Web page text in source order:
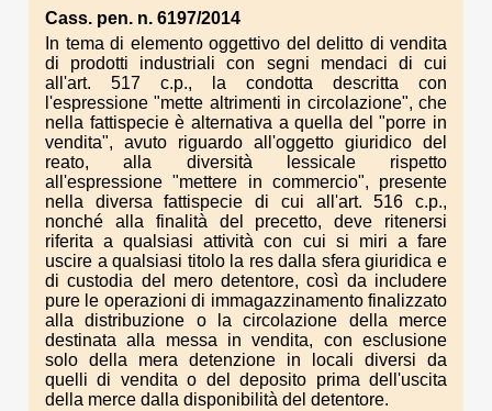
Cass. pen. n. 6197/2014
In tema di elemento oggettivo del delitto di vendita
di prodotti industriali con segni mendaci di cui
all'art. 517 c.p., la condotta descritta con
l'espressione "mette altrimenti in circolazione", che
nella fattispecie è alternativa a quella del "porre in
vendita", avuto riguardo all'oggetto giuridico del
reato, alla diversità lessicale rispetto
all'espressione "mettere in commercio", presente
nella diversa fattispecie di cui all'art. 516 c.p.,
nonché alla finalità del precetto, deve ritenersi
riferita a qualsiasi attività con cui si miri a fare
uscire a qualsiasi titolo la res dalla sfera giuridica e
di custodia del mero detentore, così da includere
pure le operazioni di immagazzinamento finalizzato
alla distribuzione o la circolazione della merce
destinata alla messa in vendita, con esclusione
solo della mera detenzione in locali diversi da
quelli di vendita o del deposito prima dell'uscita
della merce dalla disponibilità del detentore.